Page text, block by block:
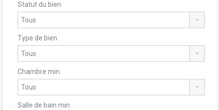
Statut du bien
Type de bien
Chambre min.
Salle de bain min.